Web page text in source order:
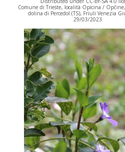
Comune di Trieste, località Opicina /
dolina di Percedol (TS), Friuli Venezia
29/03/2023